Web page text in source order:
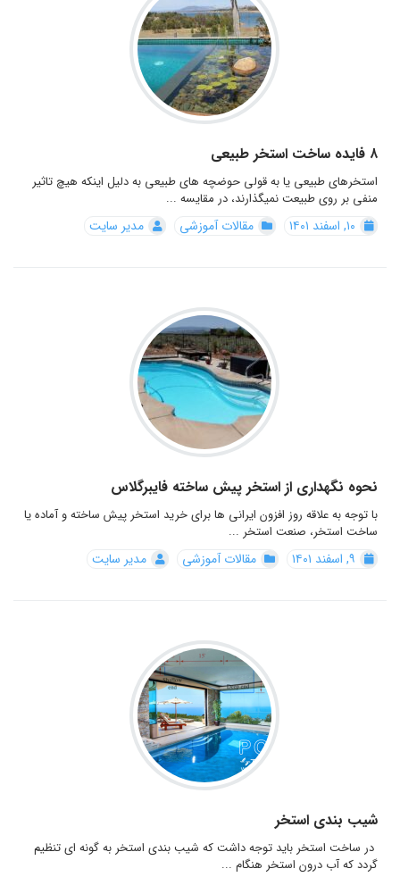
۸ فایده ساخت استخر طبیعی
استخرهای طبیعی یا به قولی حوضچه های طبیعی به دلیل اینکه هیچ تاثیر
منفی بر روی طبیعت نمیگذارند، در مقایسه ...
مقالات آموزشی مدیر سایت
نحوه نگهداری از استخر پیش ساخته فایبرگلاس
با توجه به علاقه روز افزون ایرانی ها برای خرید استخر پیش ساخته و آماده یا
ساخت استخر، صنعت استخر ...
مقالات آموزشی مدیر سایت
شیب بندی استخر
در ساخت استخر باید توجه داشت كه شیب بندی استخر به گونه ای تنظیم
گردد كه آب درون استخر هنگام ...